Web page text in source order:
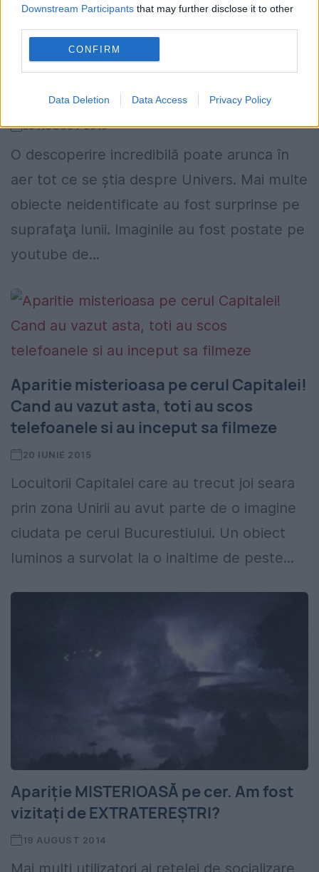
Downstream Participants that may further disclose it to other
CONFIRM
Data Deletion Data Access Privacy Policy
EXTRATEREŞTRII au ajuns pe LUNĂ.
Imaginile care i-au AMUȚIT pe oamenii
de știință / VIDEO
29 AUGUST 2015
O descoperire incredibilă poate arunca în
aer tot ce se ştia despre Univers. Mai multe
obiecte neidentificate au fost surprinse pe
suprafaţa lunii. Imaginile au fost postate pe
youtube de...
Aparitie misterioasa pe cerul Capitalei!
Cand au vazut asta, toti au scos
telefoanele si au inceput sa filmeze
20 IUNIE 2015
Locuitorii Capitalei care au trecut joi seara
prin zona Unirii au avut parte de o imagine
ciudata pe cerul Bucurestiului. Un obiect
luminos a survolat la o inaltime de peste...
Apariție MISTERIOASĂ pe cer. Am fost
vizitați de EXTRATEREȘTRI?
19 AUGUST 2014